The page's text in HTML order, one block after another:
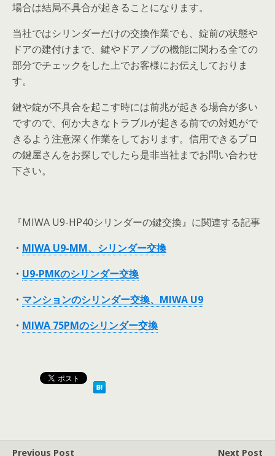
場合は結局不具合が起きることになります。
当社ではシリンダーだけの交換作業でも、錠前の状態や
ドアの建付けまで、鍵やドアノブの機能に関わる全ての
部分でチェックをした上でお客様にお伝えしておりま
す。
鍵や錠が不具合を起こす時には前兆が起きる場合が多い
ですので、何か大きなトラブルが起きる前での対処がで
きるよう注意深く作業をしております。信用できるプロ
の鍵屋さんをお探しでしたら是非当社までお問い合わせ
下さい。
『MIWA U9-HP40シリンダーの鍵交換』に関連する記事
・ MIWA U9-MM、シリンダー交換
・ U9-PMKのシリンダー交換
・ マンションのシリンダー交換、MIWA U9
・ MIWA 75PMのシリンダー交換
Previous Post Next Post